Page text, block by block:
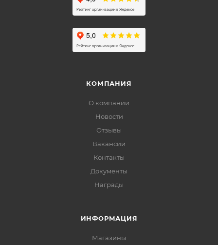
КОМПАНИЯ
О компании
Новости
Отзывы
Вакансии
Контакты
Документы
Награды
ИНФОРМАЦИЯ
Магазины